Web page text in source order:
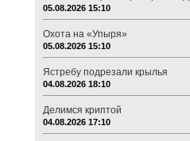
05.08.2026 15:10
Охота на «Упыря»
05.08.2026 15:10
Ястребу подрезали крылья
04.08.2026 18:10
Делимся криптой
04.08.2026 17:10